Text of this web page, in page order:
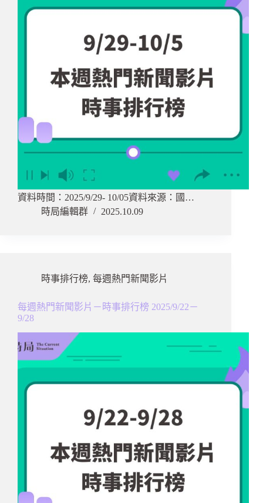
資料時間：2025/9/29- 10/05資料來源：國…
時局編輯群
2025.10.09
時事排行榜, 每週熱門新聞影片
每週熱門新聞影片－時事排行榜 2025/9/22－
9/28